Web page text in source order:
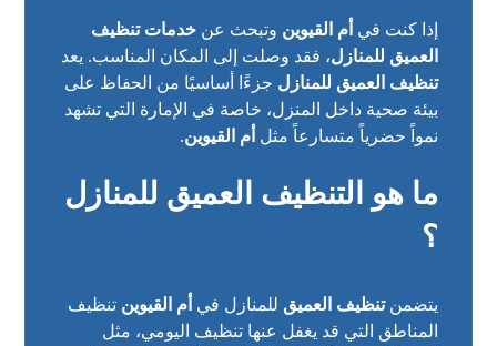
إذا كنت في أم القيوين وتبحث عنخدمات تنظيف
العميق للمنازل، فقد وصلت إلى المكان المناسب. يعد
تنظيف العميق للمنازل جزءًا أساسيًا من الحفاظ على
بيئة صحية داخل المنزل، خاصة في الإمارة التي تشهد
نمواً حضرياً متسارعاً مثل أم القيوين.
ما هو التنظيف العميق للمنازل
؟
يتضمنتنظيف العميق للمنازل في أم القيوين تنظيف
المناطق التي قد يغفل عنها تنظيف اليومي، مثل